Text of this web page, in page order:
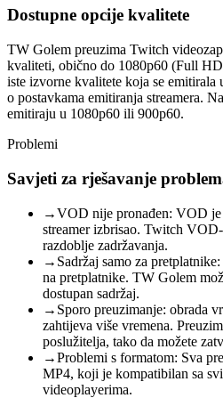
Dostupne opcije kvalitete
TW Golem preuzima Twitch
kvaliteti, obično do 1080p60 (Full
iste izvorne kvalitete koja se
o postavkama emitiranja streamera.
emitiraju u 1080p60 ili 900p60.
Problemi
Savjeti za rješavanje
→VOD nije pronađen: VOD je
streamer izbrisao. Twitch
razdoblje zadržavanja.
→ Sadržaj samo za
na pretplatnike. TW Golem
dostupan sadržaj.
→ Sporo preuzimanje: obrada
zahtijeva više vremena.
poslužitelja, tako da možete
→Problemi s formatom: Sva
MP4, koji je kompatibilan sa
videoplayerima.